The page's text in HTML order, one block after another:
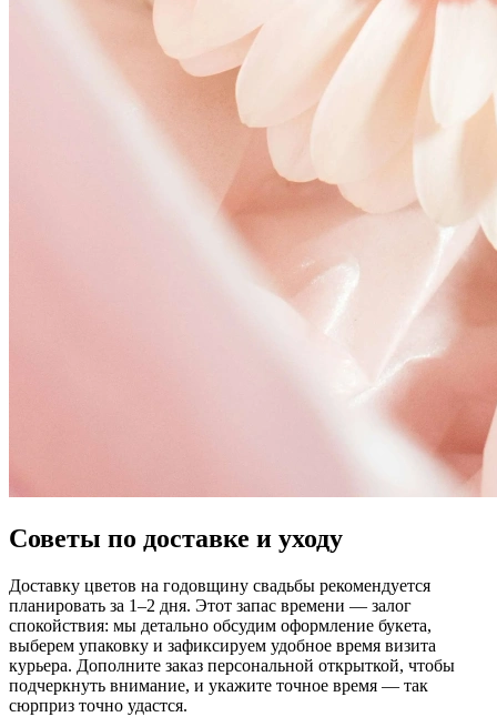
Советы по доставке и уходу
Доставку цветов на годовщину свадьбы рекомендуется
планировать за 1–2 дня. Этот запас времени — залог
спокойствия: мы детально обсудим оформление букета,
выберем упаковку и зафиксируем удобное время визита
курьера. Дополните заказ персональной открыткой, чтобы
подчеркнуть внимание, и укажите точное время — так
сюрприз точно удастся.